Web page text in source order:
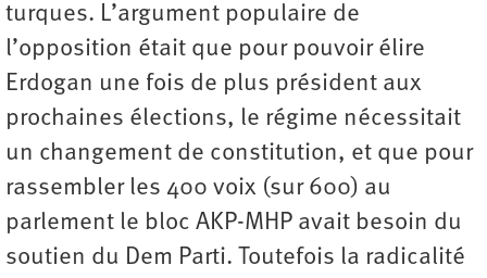
turques. L’argument populaire de
l’opposition était que pour pouvoir élire
Erdogan une fois de plus président aux
prochaines élections, le régime nécessitait
un changement de constitution, et que pour
rassembler les 400 voix (sur 600) au
parlement le bloc AKP-MHP avait besoin du
soutien du Dem Parti. Toutefois la radicalité